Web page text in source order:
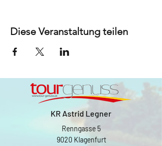
Diese Veranstaltung teilen
KR Astrid Legner
Renngasse 5
9020 Klagenfurt